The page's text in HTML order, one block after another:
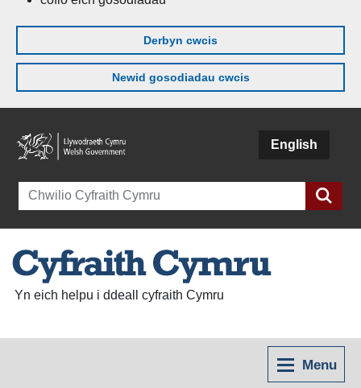
Derbyn cwcis
Newid gosodiadau cwcis
English
Search
Yn eich helpu i ddeall cyfraith Cymru
Menu